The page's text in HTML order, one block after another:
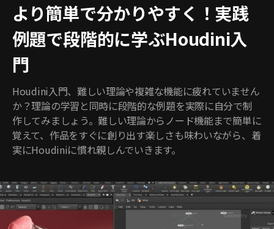
より簡単で分かりやすく！実践
例題で段階的に学ぶHoudini入
門
Houdini入門、難しい理論や複雑な機能に疲れていません
か？理論の学習と同時に段階的な例題を実際に自分で制
作してみましょう。難しい理論からノード機能まで簡単に
覚えて、作品をすぐに創り出す楽しさも味わいながら、着
実にHoudiniに慣れ親しんでいきます。